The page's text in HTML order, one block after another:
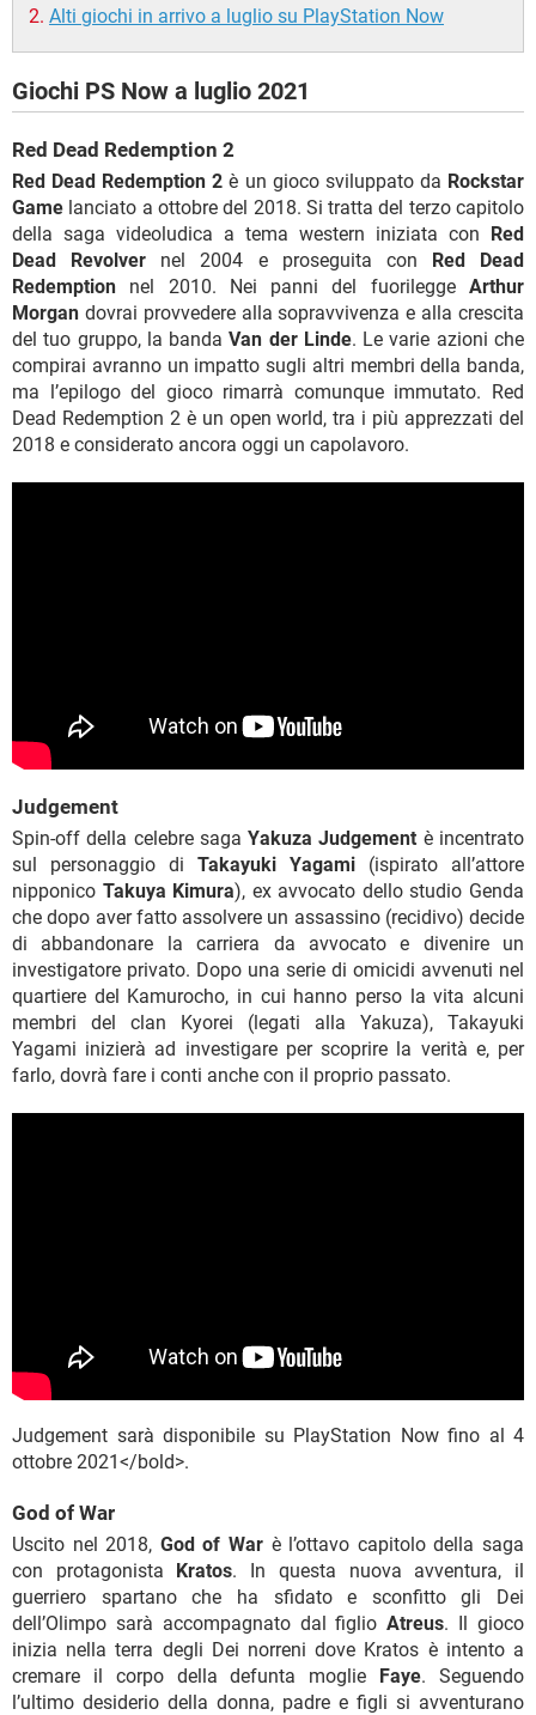
Alti giochi in arrivo a luglio su PlayStation Now
Giochi PS Now a luglio 2021
Red Dead Redemption 2
Red Dead Redemption 2 è un gioco sviluppato da Rockstar
Game lanciato a ottobre del 2018. Si tratta del terzo capitolo
della saga videoludica a tema western iniziata con Red
Dead Revolver nel 2004 e proseguita con Red Dead
Redemption nel 2010. Nei panni del fuorilegge Arthur
Morgan dovrai provvedere alla sopravvivenza e alla crescita
del tuo gruppo, la bandaVan der Linde. Le varie azioni che
compirai avranno un impatto sugli altri membri della banda,
ma l’epilogo del gioco rimarrà comunque immutato. Red
Dead Redemption 2 è un open world, tra i più apprezzati del
2018 e considerato ancora oggi un capolavoro.
Judgement
Spin-off della celebre sagaYakuza Judgement è incentrato
sul personaggio di Takayuki Yagami (ispirato all’attore
nipponico Takuya Kimura), ex avvocato dello studio Genda
che dopo aver fatto assolvere un assassino (recidivo) decide
di abbandonare la carriera da avvocato e divenire un
investigatore privato. Dopo una serie di omicidi avvenuti nel
quartiere del Kamurocho, in cui hanno perso la vita alcuni
membri del clan Kyorei (legati alla Yakuza), Takayuki
Yagami inizierà ad investigare per scoprire la verità e, per
farlo, dovrà fare i conti anche con il proprio passato.
Judgement sarà disponibile su PlayStation Now fino al 4
ottobre 2021</bold>.
God of War
Uscito nel 2018, God of War è l’ottavo capitolo della saga
con protagonista
Kratos. In questa nuova avventura, il
guerriero spartano che ha sfidato e sconfitto gli Dei
dell’Olimpo sarà accompagnato dal figlioAtreus. Il gioco
inizia nella terra degli Dei norreni dove Kratos è intento a
cremare il corpo della defunta moglie
Faye. Seguendo
l’ultimo desiderio della donna, padre e figli si avventurano